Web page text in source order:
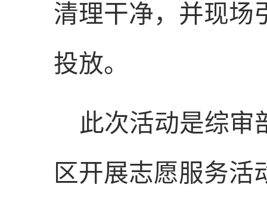
清理干净，并现场
投放。
此次活动是综审
区开展志愿服务活